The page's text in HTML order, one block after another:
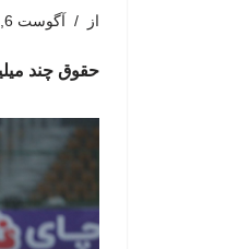
از آگوست 6, 2026
حقوق چند